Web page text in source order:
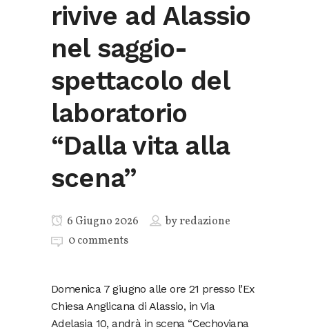
rivive ad Alassio
nel saggio-
spettacolo del
laboratorio
“Dalla vita alla
scena”
6 Giugno 2026 byredazione
0 comments
Domenica 7 giugno alle ore 21 presso l’Ex
Chiesa Anglicana di Alassio, in Via
Adelasia 10, andrà in scena “Cechoviana